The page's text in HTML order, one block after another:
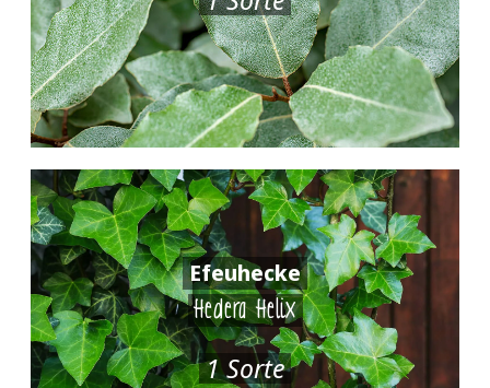
Efeuhecke
Hedera Helix
1 Sorte